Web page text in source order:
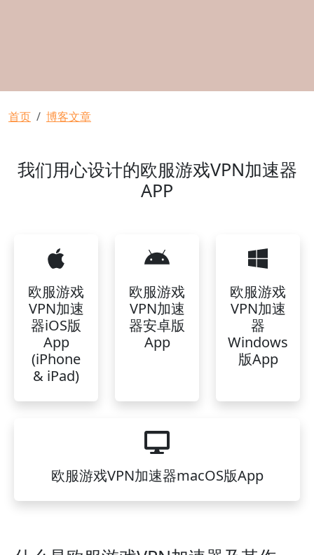
面包屑
首页 博客文章
我们用心设计的欧服游戏VPN加速器
APP
欧服游戏
VPN加速
器iOS版
App
(iPhone
& iPad)
欧服游戏
VPN加速
器安卓版
App
欧服游戏
VPN加速
器
Windows
版App
欧服游戏VPN加速器macOS版App